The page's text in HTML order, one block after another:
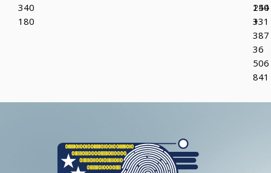
340
180
150
+
387
36
506
841
244
331